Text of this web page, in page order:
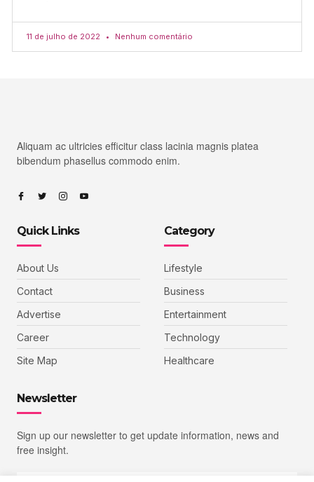
11 de julho de 2022 Nenhum comentário
Aliquam ac ultricies efficitur class lacinia magnis platea
bibendum phasellus commodo enim.
Quick Links
About Us
Contact
Advertise
Career
Site Map
Category
Lifestyle
Business
Entertainment
Technology
Healthcare
Newsletter
Sign up our newsletter to get update information, news and
free insight.